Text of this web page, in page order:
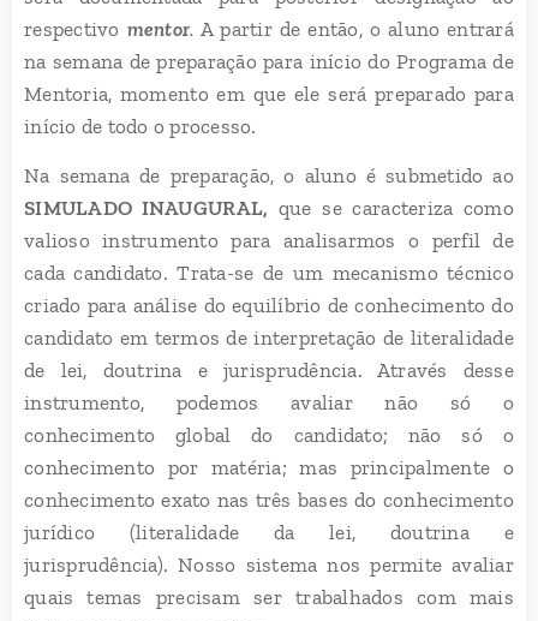
respectivo mentor. A partir de então, o aluno entrará
na semana de preparação para início do Programa de
Mentoria, momento em que ele será preparado para
início de todo o processo.
Na semana de preparação, o aluno é submetido ao
SIMULADO INAUGURAL, que se caracteriza como
valioso instrumento para analisarmos o perfil de
cada candidato. Trata-se de um mecanismo técnico
criado para análise do equilíbrio de conhecimento do
candidato em termos de interpretação de literalidade
de lei, doutrina e jurisprudência. Através desse
instrumento, podemos avaliar não só o
conhecimento global do candidato; não só o
conhecimento por matéria; mas principalmente o
conhecimento exato nas três bases do conhecimento
jurídico (literalidade da lei, doutrina e
jurisprudência). Nosso sistema nos permite avaliar
quais temas precisam ser trabalhados com mais